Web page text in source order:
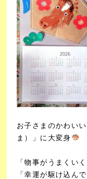
お子さまのかわい
ま）」に大変身
「物事がうまくいく
「幸運が駆け込んで